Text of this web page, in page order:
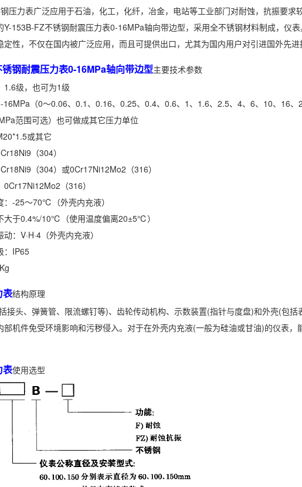
压力表广泛应用于石油，化工，化纤，冶金，电站等工业部门对耐蚀，抗振要求
Y-153B-FZ不锈钢耐震压力表0-16MPa轴向带边型，采用全不锈钢材料制成，仪
定性，不仅在国内被广泛应用，而且可提供出口，尤其为国内用户对引进国外先
钢耐震压力表0-16MPa轴向带边型主要技术参数
级，也可为1级
（0～0.06、0.1、0.16、0.25、0.4、0.6、1、1.6、2.5、4、6、10、16、
范围可选）也可做成其它压力单位
或其它
（304）
（304）或0Cr17Ni12Mo2（316）
（316）
-25～70℃（外壳内充液）
大于0.4%/10℃（使用温度偏离20±5℃）
：V·H·4（外壳内充液）
：IP65
表结构原理
接头、弹簧管、限流螺钉等)、齿轮传动机构、示数装置(指针与度盘)和外壳(包括
部机件免受环境影响和污秽侵入。对于在外壳内充液(一般为硅油或甘油)的仪表
表使用选型